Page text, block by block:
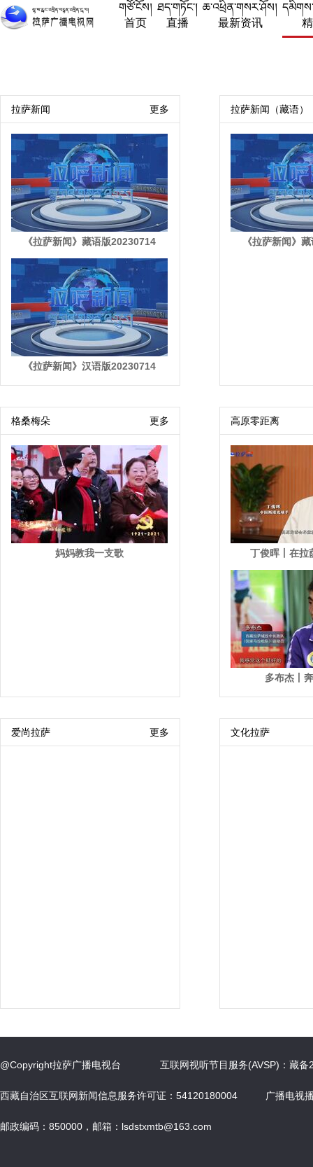
གཙོ་ངོས།
首页
ཐད་གཏོང་།
直播
ཆ་འཕྲིན་གསར་ཤོས།
最新资讯
拉萨新闻 更多
《拉萨新闻》藏语版20230714
《拉萨新闻》汉语版20230714
拉萨新闻（藏语）
《拉萨新闻》
格桑梅朵 更多
妈妈教我一支歌
高原零距离
丁俊晖丨在拉
多布杰丨
爱尚拉萨 更多 文化拉萨
@Copyright拉萨广播电视台 互联网视听节目服务
西藏自治区互联网新闻信息服务许可证：54120180004 广播电视
邮政编码：850000，邮箱：lsdstxmtb@163.com